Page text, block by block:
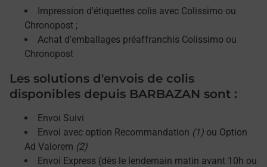
Impression d'étiquettes colis avec Colissimo ou
Chronopost ;
Achat d'emballages préaffranchis Colissimo ou
Chronopost
Les solutions d'envois de colis
disponibles depuis BARBAZAN sont :
Envoi Suivi
Envoi avec option Recommandation (1) ou Option
Ad Valorem (2)
Envoi Express (dès le lendemain matin avant 10h ou